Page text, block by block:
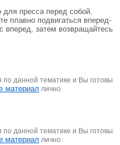
для пресса перед собой.
плавно подвигаться вперед-
вперед, затем возвращайтесь
данной тематике и Вы готовы
материал лично
данной тематике и Вы готовы
материал лично